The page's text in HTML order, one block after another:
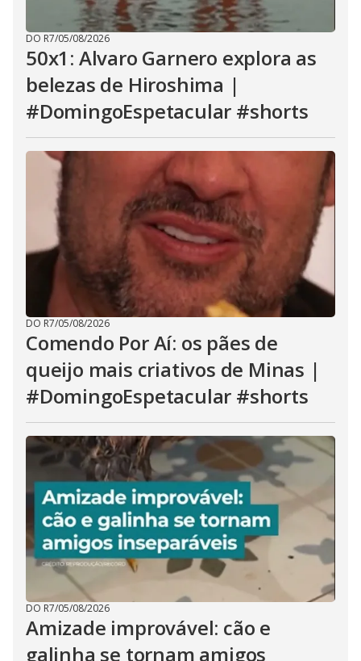
DO R7/05/08/2026
50x1: Alvaro Garnero explora as
belezas de Hiroshima |
#DomingoEspetacular #shorts
DO R7/05/08/2026
Comendo Por Aí: os pães de
queijo mais criativos de Minas |
#DomingoEspetacular #shorts
DO R7/05/08/2026
Amizade improvável: cão e
galinha se tornam amigos